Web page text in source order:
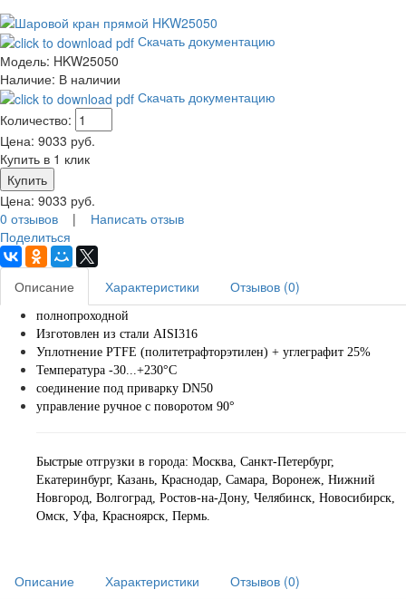
Скачать документацию
Модель: HKW25050
Наличие: В наличии
Скачать документацию
Количество:
Цена: 9033 руб.
Купить в 1 клик
Цена: 9033 руб.
0 отзывов | Написать отзыв
Поделиться
Описание Характеристики Отзывов (0)
полнопроходной
Изготовлен из стали AISI316
Уплотнение PTFE (политетрафторэтилен) + углеграфит 25%
Температура -30...+230°С
соединение под приварку DN50
управление ручное с поворотом 90°
Быстрые отгрузки в города: Москва, Санкт-Петербург,
Екатеринбург, Казань, Краснодар, Самара, Воронеж, Нижний
Новгород, Волгоград, Ростов-на-Дону, Челябинск, Новосибирск,
Омск, Уфа, Красноярск, Пермь.
Описание Характеристики
Отзывов (0)